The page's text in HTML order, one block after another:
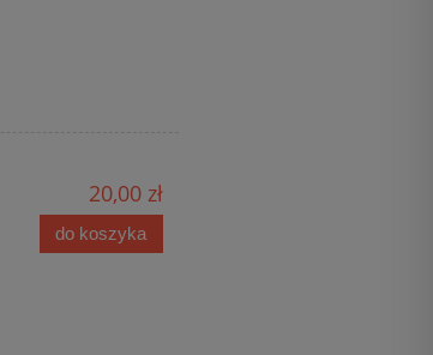
20,00 zł
do koszyka